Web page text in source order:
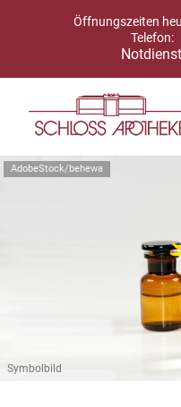
Öffnungszeiten
Telefon:
Notdienst
AdobeStock/behewa
Symbolbild